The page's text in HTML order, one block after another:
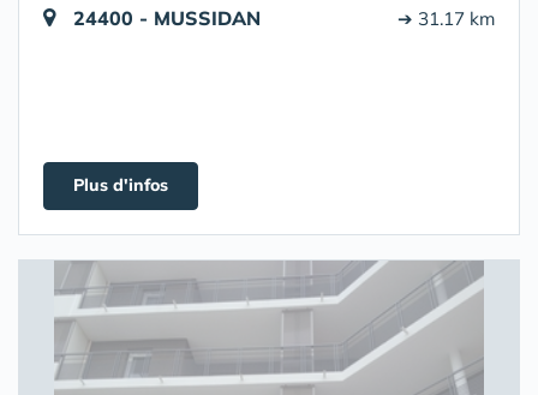
24400 - MUSSIDAN ➔ 31.17 km
Plus d'infos